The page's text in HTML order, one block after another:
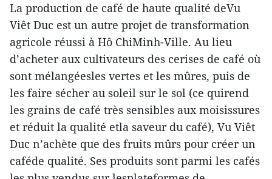
La production de café de haute qualité deVu
Viêt Duc est un autre projet de transformation
agricole réussi à Hô ChiMinh-Ville. Au lieu
d’acheter aux cultivateurs des cerises de café où
sont mélangéesles vertes et les mûres, puis de
les faire sécher au soleil sur le sol (ce quirend
les grains de café très sensibles aux moisissures
et réduit la qualité etla saveur du café), Vu Viêt
Duc n’achète que des fruits mûrs pour créer un
caféde qualité. Ses produits sont parmi les cafés